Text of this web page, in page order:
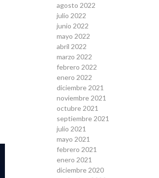
agosto 2022
julio 2022
junio 2022
mayo 2022
abril 2022
marzo 2022
febrero 2022
enero 2022
diciembre 2021
noviembre 2021
octubre 2021
septiembre 2021
julio 2021
mayo 2021
febrero 2021
enero 2021
diciembre 2020